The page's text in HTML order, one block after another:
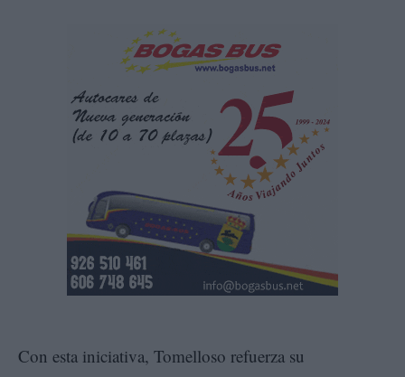
Con esta iniciativa, Tomelloso refuerza su